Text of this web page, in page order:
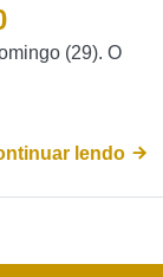
(29). O
lendo